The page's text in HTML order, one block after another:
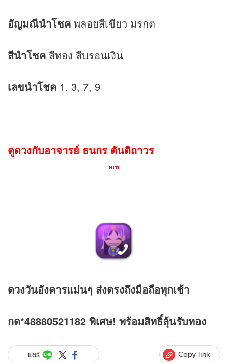
อัญมณีนำโชค พลอยสีเขียว มรกต
สีนำโชค สีทอง สีบรอนเงิน
เลขนำโชค 1, 3, 7, 9
ดูดวงกับอาจารย์ ธนกร ตันติถาวร
ดวงวันอังคารแม่นๆ ส่งตรงถึงมือถือทุกเช้า
กด*48880521182 พิเศษ! พร้อมสิทธิ์ลุ้นรับทอง
แชร์ Copy link